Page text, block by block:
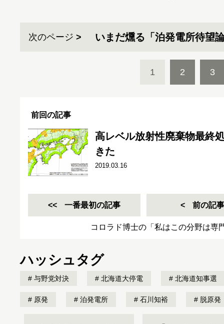
次のページ いまだ燻る「泊発電所待望
1 2 3
前回の記事
高レベル放射性廃棄物最終
きた
2019.03.16
一番最初の記事 前の記事
コロラド博士の「私はこの分野は専
ハッシュタグ
与野党対決 北海道大停電 北海道知事選
原発 泊発電所 石川知裕 脱原発